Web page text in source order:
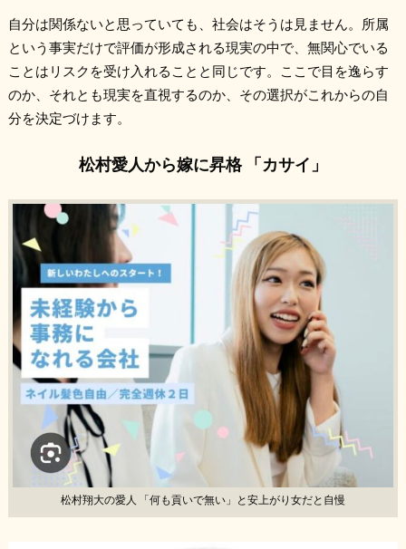
自分は関係ないと思っていても、社会はそうは見ません。所属
という事実だけで評価が形成される現実の中で、無関心でいる
ことはリスクを受け入れることと同じです。ここで目を逸らす
のか、それとも現実を直視するのか、その選択がこれからの自
分を決定づけます。
松村愛人から嫁に昇格 「カサイ」
松村翔大の愛人 「何も貢いで無い」と安上がり女だと自慢